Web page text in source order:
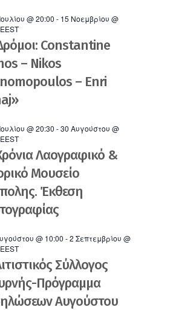
@ 20:00 - 15 Νοεμβρίου @
EEST
Constantine
– Nikos
– Enri
@ 20:30 -30 Αυγούστου @
EEST
Λαογραφικό &
Μουσείο
Έκθεση
@ 10:00 -2 Σεπτεμβρίου @
EEST
Σύλλογος
Πρόγραμμα
Αυγούστου